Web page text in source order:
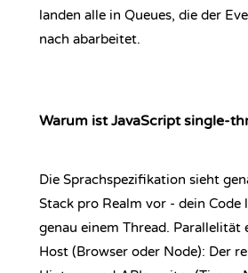
landen alle in Queues, die der
nach abarbeitet.
Warum ist JavaScript single-
Die Sprachspezifikation sieht
Stack pro Realm vor - dein Code
genau einem Thread. Parallelität
Host (Browser oder Node): Der